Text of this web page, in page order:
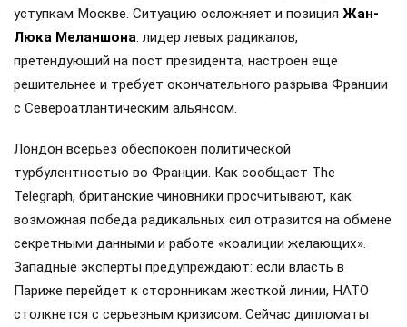
уступкам Москве. Ситуацию осложняет и позиция Жан-
Люка Меланшона: лидер левых радикалов,
претендующий на пост президента, настроен еще
решительнее и требует окончательного разрыва Франции
с Североатлантическим альянсом.
Лондон всерьез обеспокоен политической
турбулентностью во Франции. Как сообщает The
Telegraph, британские чиновники просчитывают, как
возможная победа радикальных сил отразится на обмене
секретными данными и работе «коалиции желающих».
Западные эксперты предупреждают: если власть в
Париже перейдет к сторонникам жесткой линии, НАТО
столкнется с серьезным кризисом. Сейчас дипломаты